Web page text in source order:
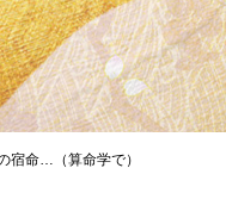
宿命…（算命学で）